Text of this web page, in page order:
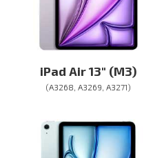
iPad Air 13″ (M3)
(A3268, A3269, A3271)